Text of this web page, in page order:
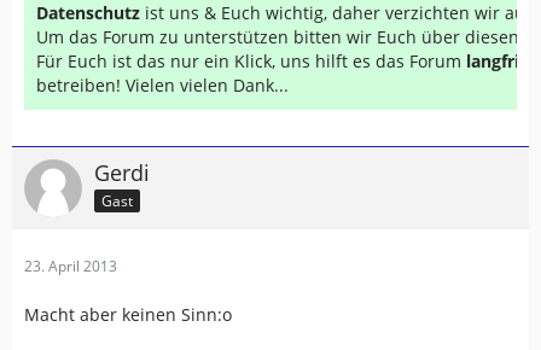
Datenschutz ist uns & Euch wichtig, daher verzichten wir auf
Um das Forum zu unterstützen bitten wir Euch über diesen
Für Euch ist das nur ein Klick, uns hilft es das Forum
betreiben! Vielen vielen Dank...
Gerdi
Gast
23. April 2013
Macht aber keinen Sinn:o